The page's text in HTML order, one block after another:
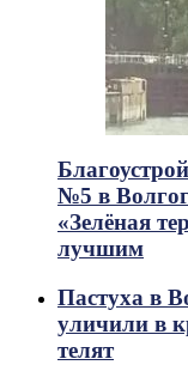
№5 в
«Зелёная
лучшим
Пастуха в
уличили в
телят